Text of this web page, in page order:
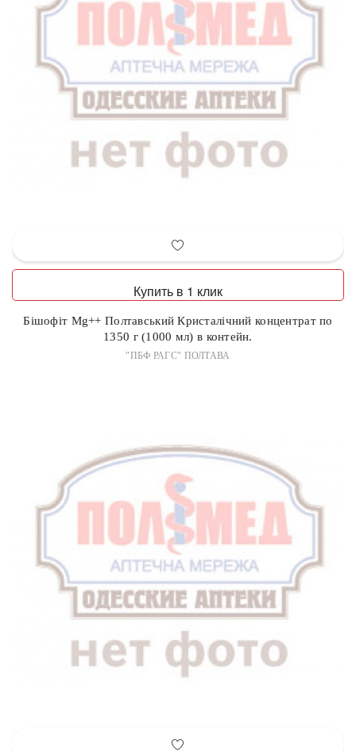
Купить в 1 клик
Бішофіт Mg++ Полтавський Кристалічний концентрат по
1350 г (1000 мл) в контейн.
"ПБФ РАГС" ПОЛТАВА